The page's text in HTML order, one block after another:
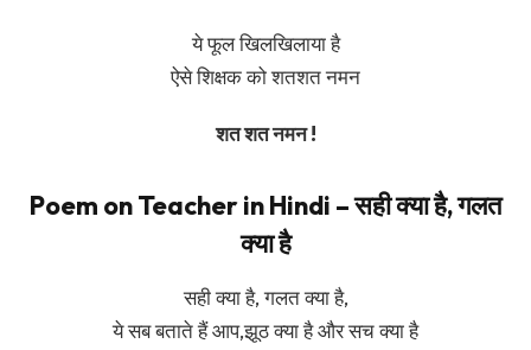
ये फूल खिलखिलाया है
ऐसे शिक्षक को शतशत नमन
शत शत नमन !
Poem on Teacher in Hindi – सही क्या है, गलत
क्या है
सही क्या है, गलत क्या है,
ये सब बताते हैं आप,झूठ क्या है और सच क्या है